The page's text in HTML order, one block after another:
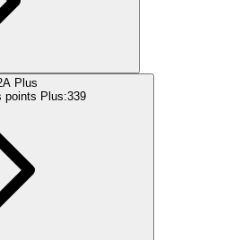
Plus
points Plus:339